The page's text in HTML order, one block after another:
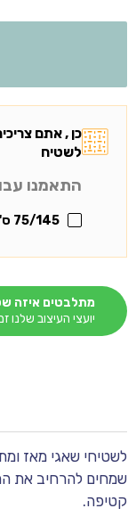
כן , אתם
לשטיח
התאמנו
75/145 ס"מ - XS
מתלבטים איזה
יועצי העיצוב שלנו
לשטיחי שאגי מאז
שמחים להרחיב את
קטיפה.